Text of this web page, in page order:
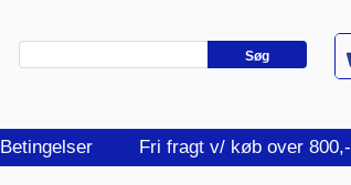
Betingelser Fri fragt v/ køb over 800,-